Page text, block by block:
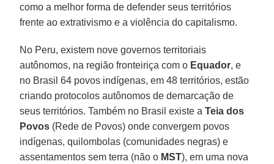
como a melhor forma de defender seus territórios
frente ao extrativismo e a violência do capitalismo.
No Peru, existem nove governos territoriais
autônomos, na região fronteiriça com o Equador, e
no Brasil 64 povos indígenas, em 48 territórios, estão
criando protocolos autônomos de demarcação de
seus territórios. Também no Brasil existe aTeia dos
Povos (Rede de Povos) onde convergem povos
indígenas, quilombolas (comunidades negras) e
assentamentos sem terra (não o MST), em uma nova